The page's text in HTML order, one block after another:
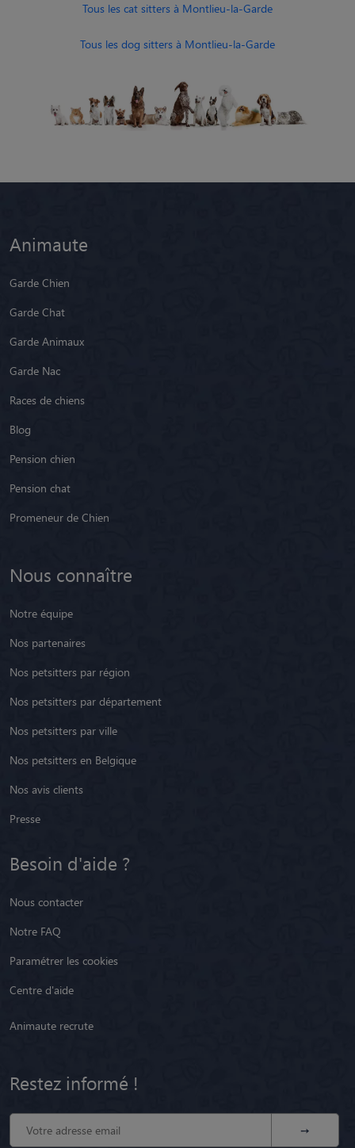
Tous les cat sitters à Montlieu-la-Garde
Tous les dog sitters à Montlieu-la-Garde
Animaute
Garde Chien
Garde Chat
Garde Animaux
Garde Nac
Races de chiens
Blog
Pension chien
Pension chat
Promeneur de Chien
Nous connaître
Notre équipe
Nos partenaires
Nos petsitters par région
Nos petsitters par département
Nos petsitters par ville
Nos petsitters en Belgique
Nos avis clients
Presse
Besoin d'aide ?
Nous contacter
Notre FAQ
Paramétrer les cookies
Centre d'aide
Animaute recrute
Restez informé !